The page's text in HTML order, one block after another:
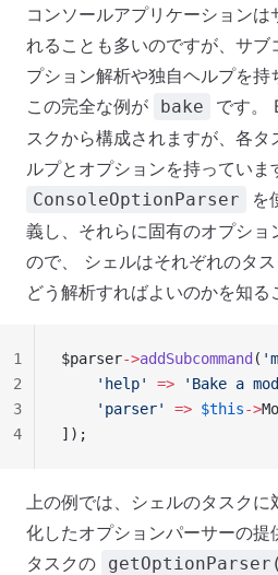
コンソールアプリケーションは
れることも多いのですが、サブ
プション解析や独自ヘルプを持
この完全な例が
bake
です。
スクから構成されますが、各
ルプとオプションを持っていま
ConsoleOptionParser
を
義し、それらに固有のオプショ
ので、 シェルはそれぞれのタ
どう解析すればよいのかを知る
$parser->addSubcommand (
    'help'
=> 'Bake a
    'parser'
=> $this->
]);
1
2
3
4
上の例では、シェルのタスク
化したオプションパーサーの提
タスクの